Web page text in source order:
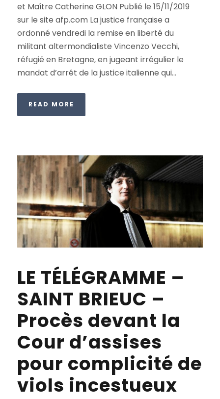
et Maître Catherine GLON Publié le 15/11/2019
sur le site afp.com La justice française a
ordonné vendredi la remise en liberté du
militant altermondialiste Vincenzo Vecchi,
réfugié en Bretagne, en jugeant irrégulier le
mandat d’arrêt de la justice italienne qui...
READ MORE
LE TÉLÉGRAMME –
SAINT BRIEUC –
Procès devant la
Cour d’assises
pour complicité de
viols incestueux